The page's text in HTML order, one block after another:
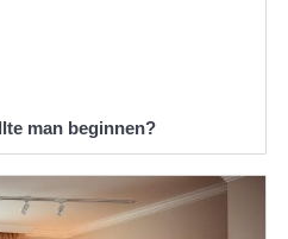
man beginnen?